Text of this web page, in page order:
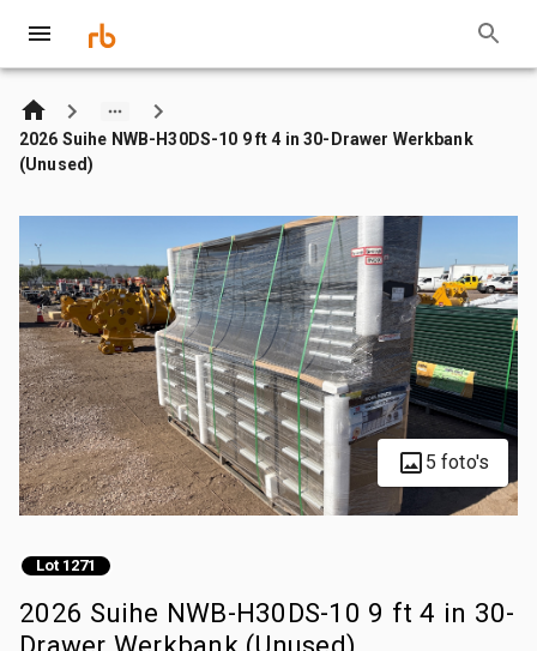
2026 Suihe NWB-H30DS-10 9 ft 4 in 30-Drawer Werkbank
(Unused)
5 foto's
Lot 1271
2026 Suihe NWB-H30DS-10 9 ft 4 in 30-
Drawer Werkbank (Unused)